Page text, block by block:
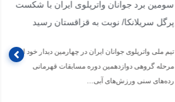
سومین برد جوانان واترپلوی ایران با شکست
پرگل سریلانکا/ نوبت به قزاقستان رسید
تیم ملی واترپلوی جوانان ایران در چهارمین دیدار خود از
مرحله گروهی دوازدهمین دوره مسابقات قهرمانی
رده‌های سنی ورزش‌های آبی…